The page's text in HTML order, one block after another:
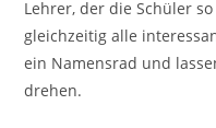
Lehrer, der die Schüler
gleichzeitig alle
ein Namensrad und
drehen.